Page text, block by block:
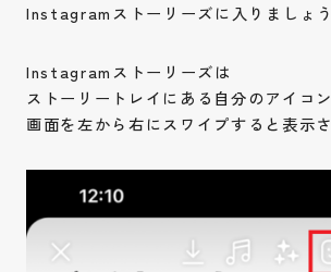
Instagramストーリーズに入りましょう
Instagramストーリーズは
ストーリートレイにある自分のアイコ
画面を左から右にスワイプすると表示さ